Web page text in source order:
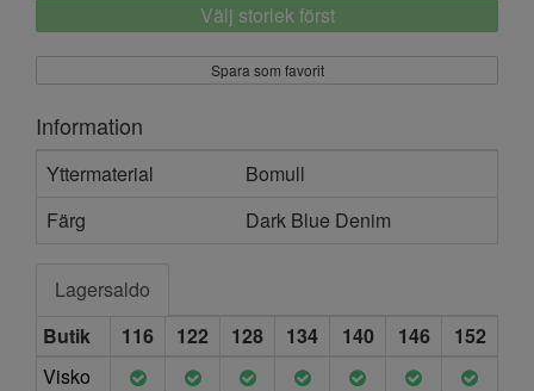
Välj storlek först
Spara som favorit
Information
Yttermaterial
Bomull
Färg
Dark Blue Denim
Lagersaldo
Butik
116 122 128 134 140 146
152
Visko